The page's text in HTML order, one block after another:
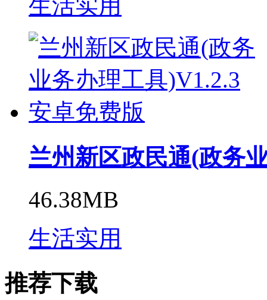
生活实用
兰州新区政民通(政务
46.38MB
生活实用
推荐下载